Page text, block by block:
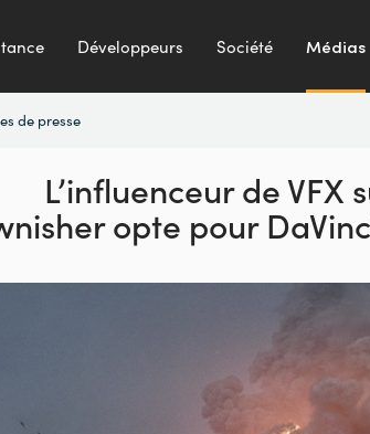
Développeurs Société Médias
de presse
L’influenceur de VFX
opte pour